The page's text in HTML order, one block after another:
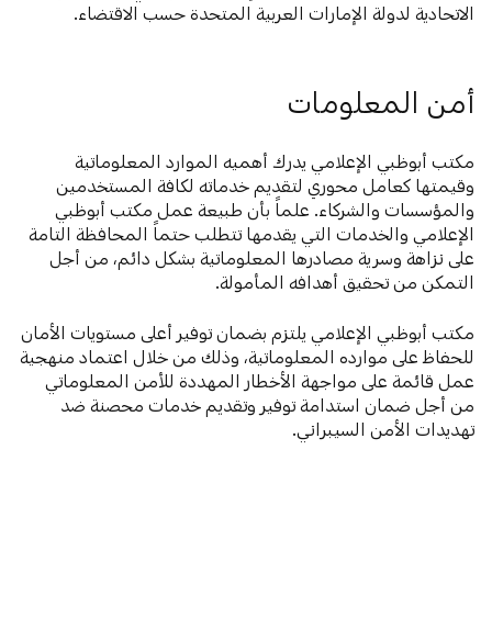
الاتحادية لدولة الإمارات العربية المتحدة حسب الاقتضاء.
أمن المعلومات
مكتب أبوظبي الإعلامي يدرك أهميه الموارد المعلوماتية
وقيمتها كعامل محوري لتقديم خدماته لكافة المستخدمين
والمؤسسات والشركاء. علماً بأن طبيعة عمل مكتب أبوظبي
الإعلامي والخدمات التي يقدمها تتطلب حتماً المحافظة التامة
على نزاهة وسرية مصادرها المعلوماتية بشكل دائم، من أجل
التمكن من تحقيق أهدافه المأمولة.
مكتب أبوظبي الإعلامي يلتزم بضمان توفير أعلى مستويات الأمان
للحفاظ على موارده المعلوماتية، وذلك من خلال اعتماد منهجية
عمل قائمة على مواجهة الأخطار المهددة للأمن المعلوماتي
من أجل ضمان استدامة توفير وتقديم خدمات محصنة ضد
تهديدات الأمن السيبراني.